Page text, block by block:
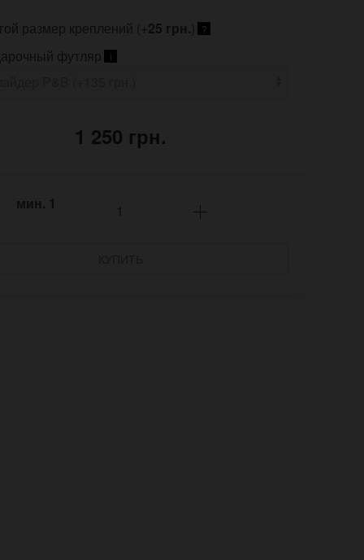
размер креплений (+25 грн.) ?
футляр i
1 250 грн.
мин. 1